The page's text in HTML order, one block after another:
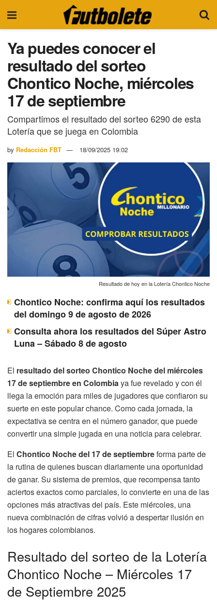
Ya puedes conocer el
resultado del sorteo
Chontico Noche, miércoles
17 de septiembre
Compartimos el resultado del sorteo 6290 de esta
Lotería que se juega en Colombia
by Redacción FBT 18/09/2025 19:02
Resultado de hoy en la Lotería Chontico Noche
Chontico Noche: confirma aquí los resultados
del domingo 9 de agosto de 2026
Consulta ahora los resultados del Súper Astro
Luna – Sábado 8 de agosto
El resultado del sorteo Chontico Noche del miércoles
17 de septiembre en Colombiaya fue revelado y con él
llega la emoción para miles de jugadores que confiaron su
suerte en este popular chance. Como cada jornada, la
expectativa se centra en el número ganador, que puede
convertir una simple jugada en una noticia para celebrar.
El Chontico Noche del 17 de septiembreforma parte de
la rutina de quienes buscan diariamente una oportunidad
de ganar. Su sistema de premios, que recompensa tanto
aciertos exactos como parciales, lo convierte en una de las
opciones más atractivas del país. Este miércoles, una
nueva combinación de cifras volvió a despertar ilusión en
los hogares colombianos.
Resultado del sorteo de la Lotería
Chontico Noche – Miércoles 17
de Septiembre 2025